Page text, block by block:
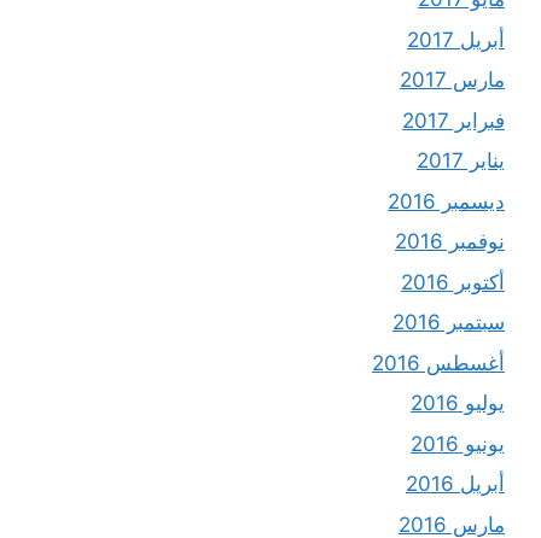
أبريل 2017
مارس 2017
فبراير 2017
يناير 2017
ديسمبر 2016
نوفمبر 2016
أكتوبر 2016
سبتمبر 2016
أغسطس 2016
يوليو 2016
يونيو 2016
أبريل 2016
مارس 2016